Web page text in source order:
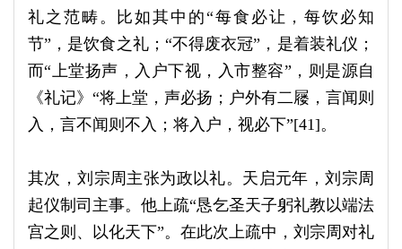
礼之范畴。比如其中的“每食必让，每饮必知
节”，是饮食之礼；“不得废衣冠”，是着装礼仪；
而“上堂扬声，入户下视，入市整容”，则是源自
《礼记》“将上堂，声必扬；户外有二屦，言闻则
入，言不闻则不入；将入户，视必下”[41]。
其次，刘宗周主张为政以礼。天启元年，刘宗周
起仪制司主事。他上疏“恳乞圣天子躬礼教以端法
宫之则、以化天下”。在此次上疏中，刘宗周对礼